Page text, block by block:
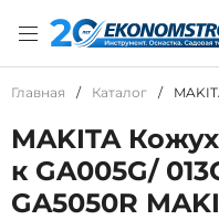
Главная / Каталог /
MAKITA
к GA005G/
GA5050R